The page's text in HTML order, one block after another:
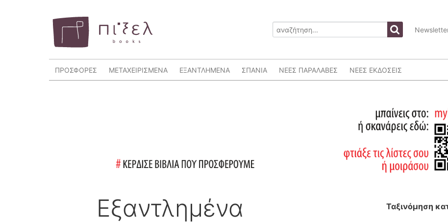
ΠΡΟΣΦΟΡΕΣ ΜΕΤΑΧΕΙΡΙΣΜΕΝΑ ΕΞΑΝΤΛΗΜΕΝΑ ΣΠΑΝΙΑ ΝΕΕΣ ΠΑΡΑΛΑΒΕΣ ΝΕΕΣ ΕΚΔΟΣΕΙΣ
Εξαντλημένα Ταξινόμηση